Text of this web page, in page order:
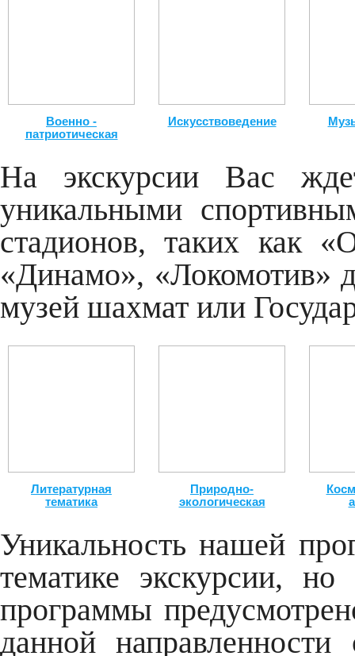
Военно -
патриотическая
Искусствоведение
На экскурсии Вас
уникальными
стадионов, таких как
«Динамо», «Локомотив»
музей шахмат или
Литературная
тематика
Природно-
экологическая
Уникальность нашей
тематике экскурсии,
программы
данной